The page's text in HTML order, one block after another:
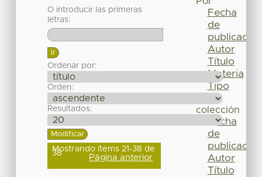
O introducir las primeras
letras:
Ordenar por:
Orden:
Resultados:
Mostrando ítems 21-38 de
38 Página anterior
Fecha
de
publicación
Autor
Título
Materia
Tipo
colección
Fecha
de
publicación
Autor
Título